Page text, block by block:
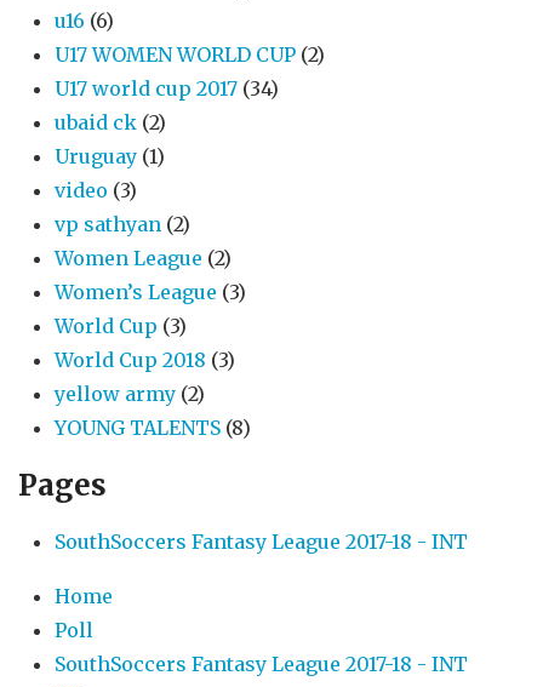
u16 (6)
U17 WOMEN WORLD CUP (2)
U17 world cup 2017 (34)
ubaid ck (2)
Uruguay (1)
video (3)
vp sathyan (2)
Women League (2)
Women’s League (3)
World Cup (3)
World Cup 2018 (3)
yellow army (2)
YOUNG TALENTS (8)
Pages
SouthSoccers Fantasy League 2017-18 - INT
Home
Poll
SouthSoccers Fantasy League 2017-18 - INT